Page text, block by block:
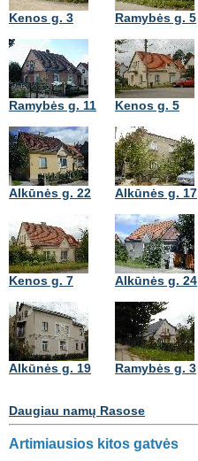
Kenos g. 3 Ramybės g. 5
Ramybės g. 11 Kenos g. 5
Alkūnės g. 22 Alkūnės g. 17
Kenos g. 7 Alkūnės g. 24
Alkūnės g. 19 Ramybės g. 3
Daugiau namų Rasose
Artimiausios kitos gatvės